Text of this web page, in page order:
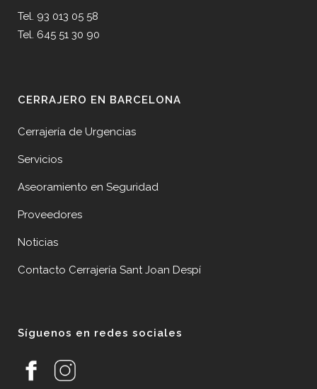
Tel. 93 013 05 58
Tel. 645 51 30 90
CERRAJERO EN BARCELONA
Cerrajería de Urgencias
Servicios
Aseoramiento en Seguridad
Proveedores
Noticias
Contacto Cerrajería Sant Joan Despí
Síguenos en redes sociales